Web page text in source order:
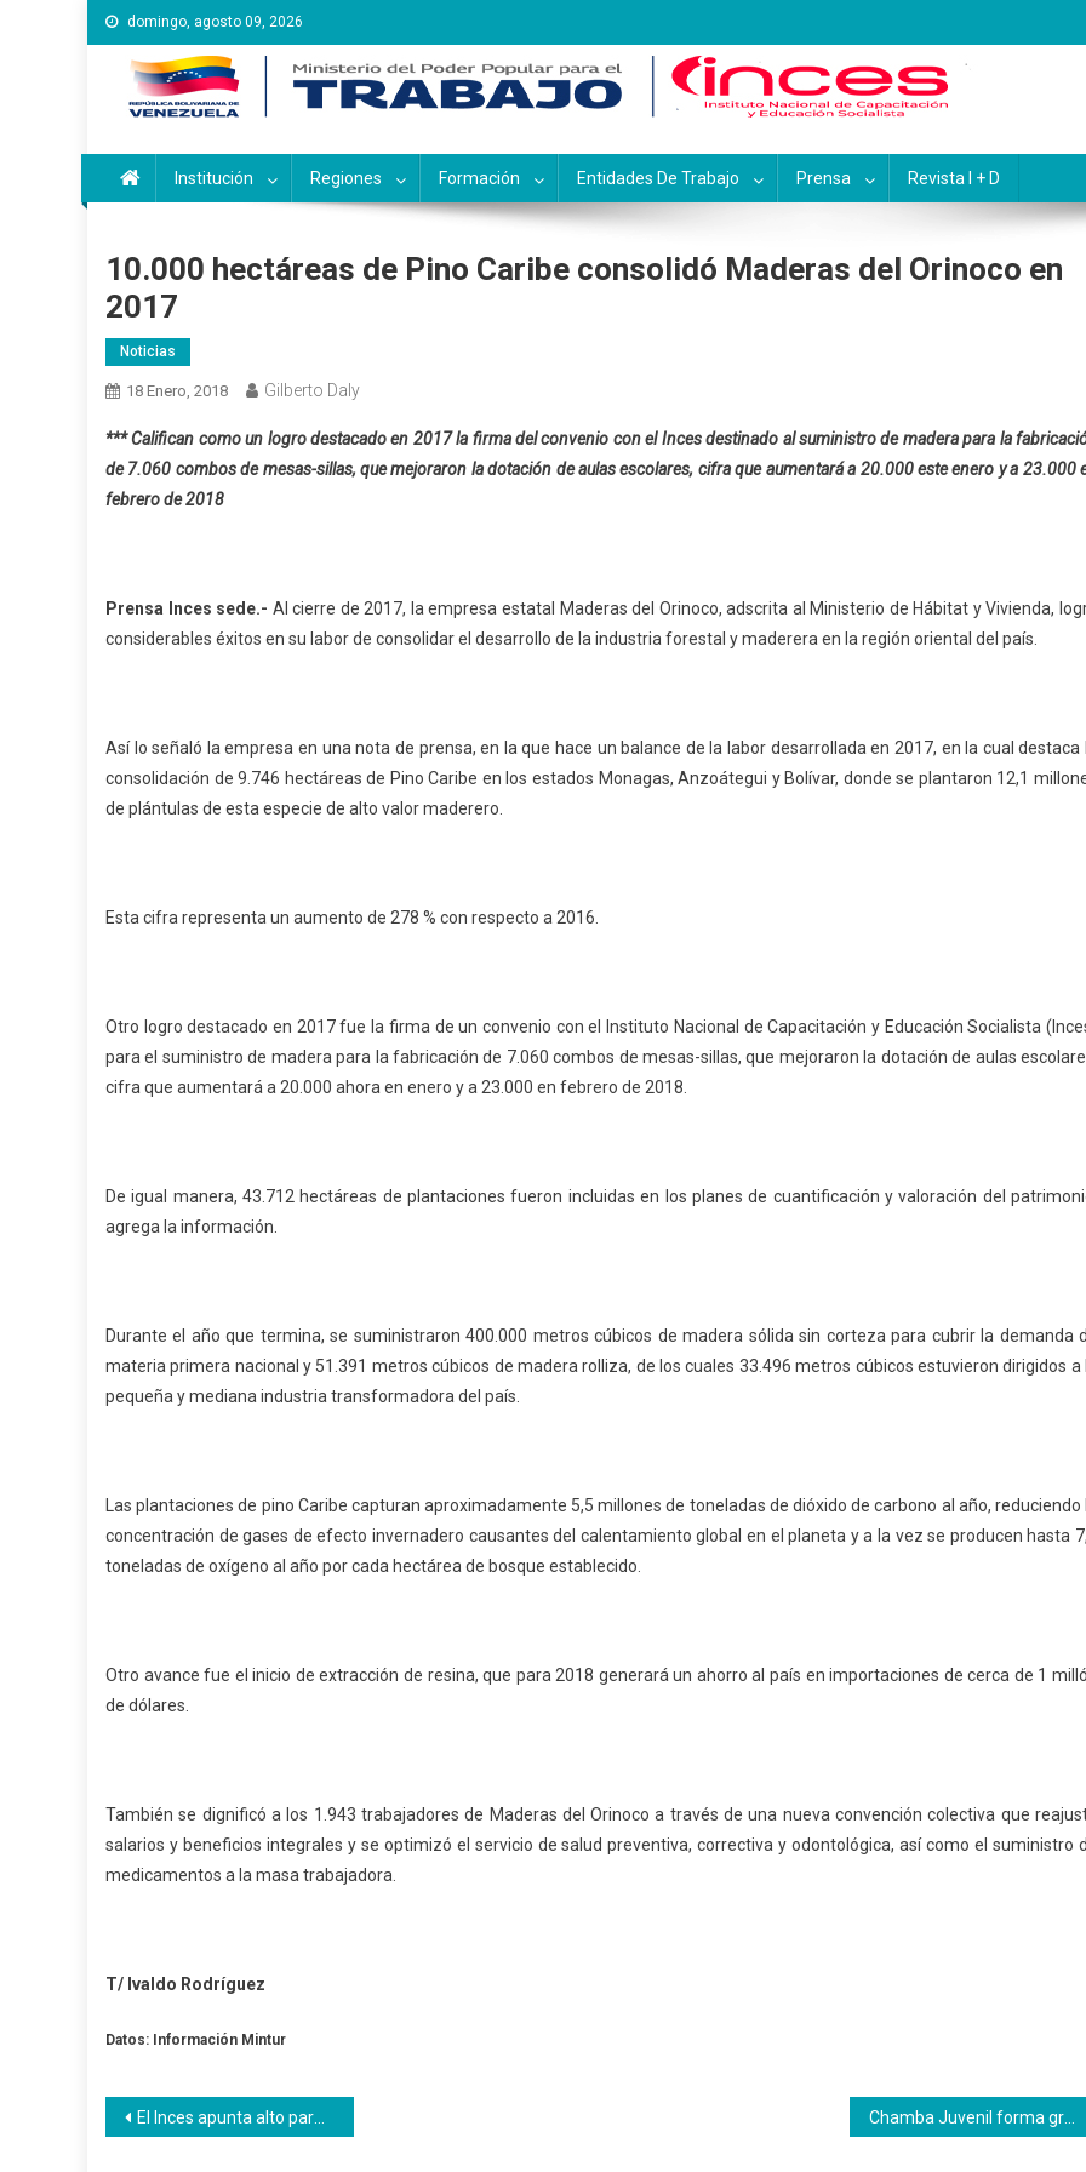
Saltar
al
contenido
domingo, agosto 09, 2026
Instituto Nacional de Capacitación y Educación
Inces
Institución Regiones Formación Entidades De Trabajo Prensa Revista I + D
10.000 hectáreas de Pino Caribe consolidó Maderas del Orinoco en
2017
Noticias
18 Enero, 2018 Gilberto Daly
*** Califican como un logro destacado en 2017 la firma del convenio con el Inces destinado al suministro de madera para la
de 7.060 combos de mesas-sillas, que mejoraron la dotación de aulas escolares, cifra que aumentará a 20.000 este enero y a 23.000
febrero de 2018
Prensa Inces sede.- Al cierre de 2017, la empresa estatal Maderas del Orinoco, adscrita al Ministerio de Hábitat y Vivienda,
considerables éxitos en su labor de consolidar el desarrollo de la industria forestal y maderera en la región oriental del país.
Así lo señaló la empresa en una nota de prensa, en la que hace un balance de la labor desarrollada en 2017, en la cual destaca
consolidación de 9.746 hectáreas de Pino Caribe en los estados Monagas, Anzoátegui y Bolívar, donde se plantaron 12,1
de plántulas de esta especie de alto valor maderero.
Esta cifra representa un aumento de 278 % con respecto a 2016.
Otro logro destacado en 2017 fue la firma de un convenio con el Instituto Nacional de Capacitación y Educación Socialista
para el suministro de madera para la fabricación de 7.060 combos de mesas-sillas, que mejoraron la dotación de aulas
cifra que aumentará a 20.000 ahora en enero y a 23.000 en febrero de 2018.
De igual manera, 43.712 hectáreas de plantaciones fueron incluidas en los planes de cuantificación y valoración del
agrega la información.
Durante el año que termina, se suministraron 400.000 metros cúbicos de madera sólida sin corteza para cubrir la demanda
materia primera nacional y 51.391 metros cúbicos de madera rolliza, de los cuales 33.496 metros cúbicos estuvieron dirigidos a
pequeña y mediana industria transformadora del país.
Las plantaciones de pino Caribe capturan aproximadamente 5,5 millones de toneladas de dióxido de carbono al año, reduciendo
concentración de gases de efecto invernadero causantes del calentamiento global en el planeta y a la vez se producen hasta
toneladas de oxígeno al año por cada hectárea de bosque establecido.
Otro avance fue el inicio de extracción de resina, que para 2018 generará un ahorro al país en importaciones de cerca de 1
de dólares.
También se dignificó a los 1.943 trabajadores de Maderas del Orinoco a través de una nueva convención colectiva que
salarios y beneficios integrales y se optimizó el servicio de salud preventiva, correctiva y odontológica, así como el suministro
medicamentos a la masa trabajadora.
T/ Ivaldo Rodríguez
Datos: Información Mintur
Navegación
El Inces apunta alto para este 2018 enfocando su acción hacia la producción